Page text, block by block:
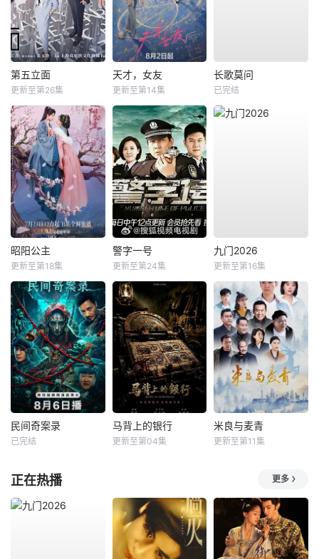
第五立面
更新至第26集
天才，女友
更新至第14集
长歌莫问
已完结
昭阳公主
更新至第18集
警字一号
更新至第24集
九门2026
更新至第16集
民间奇案录
已完结
马背上的银行
更新至第04集
米良与麦青
更新至第11集
正在热播 更多